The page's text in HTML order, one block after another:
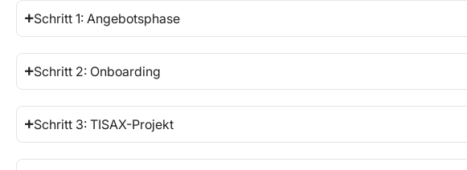
Schritt 1: Angebotsphase
Schritt 2: Onboarding
Schritt 3: TISAX-Projekt